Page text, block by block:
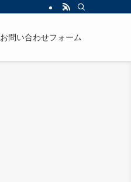
お問い合わせフォーム